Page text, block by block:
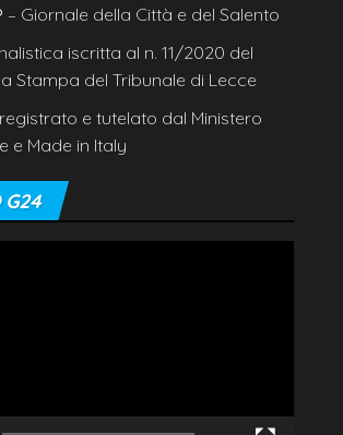
– Giornale della Città e del Salento
iscritta al n. 11/2020 del
Stampa del Tribunale di Lecce
e tutelato dal Ministero
e Made in Italy
G24